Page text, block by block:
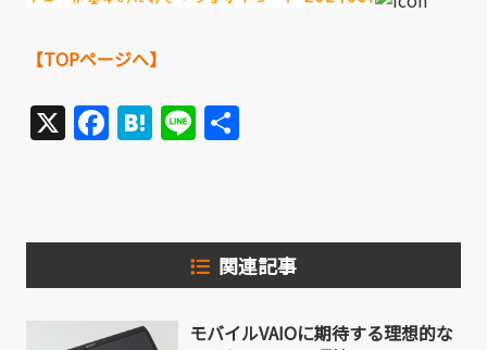
【TOPページへ】
X Facebook
Hatena
Line
関連記事
モバイルVAIOに期待する理想的な